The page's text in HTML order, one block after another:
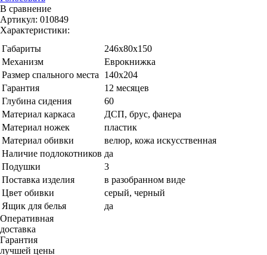
В сравнение
Артикул: 010849
Характеристики:
Габариты
246х80х150
Механизм
Еврокнижка
Размер спального места
140х204
Гарантия
12 месяцев
Глубина сидения
60
Материал каркаса
ДСП, брус, фанера
Материал ножек
пластик
Материал обивки
велюр, кожа искусственная
Наличие подлокотников да
Подушки
3
Поставка изделия
в разобранном виде
Цвет обивки
серый, черный
Ящик для белья
да
Оперативная
доставка
Гарантия
лучшей цены